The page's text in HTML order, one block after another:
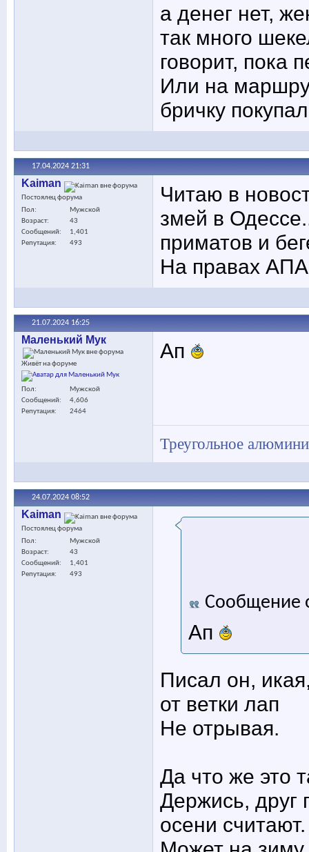
а денег нет,
так много
говорит, пока
Или на
бричку
17.04.2024 21:31
Kaiman
Постоялец форума
Пол
Мужской
Возраст
43
Сообщений
1,401
Репутация
493
Читаю в
змей в
приматов и
На правах
21.07.2024 16:25
Маленький Мук
Живёт на форуме
Пол
Мужской
Сообщений
4,606
Репутация
2464
Ап
Треугольное
24.07.2024 08:52
Kaiman
Постоялец форума
Пол
Мужской
Возраст
43
Сообщений
1,401
Репутация
493
Сообщение
Ап
Писал он,
от ветки лап
Не отрывая.
Да что же это
Держись, друг
осени считают.